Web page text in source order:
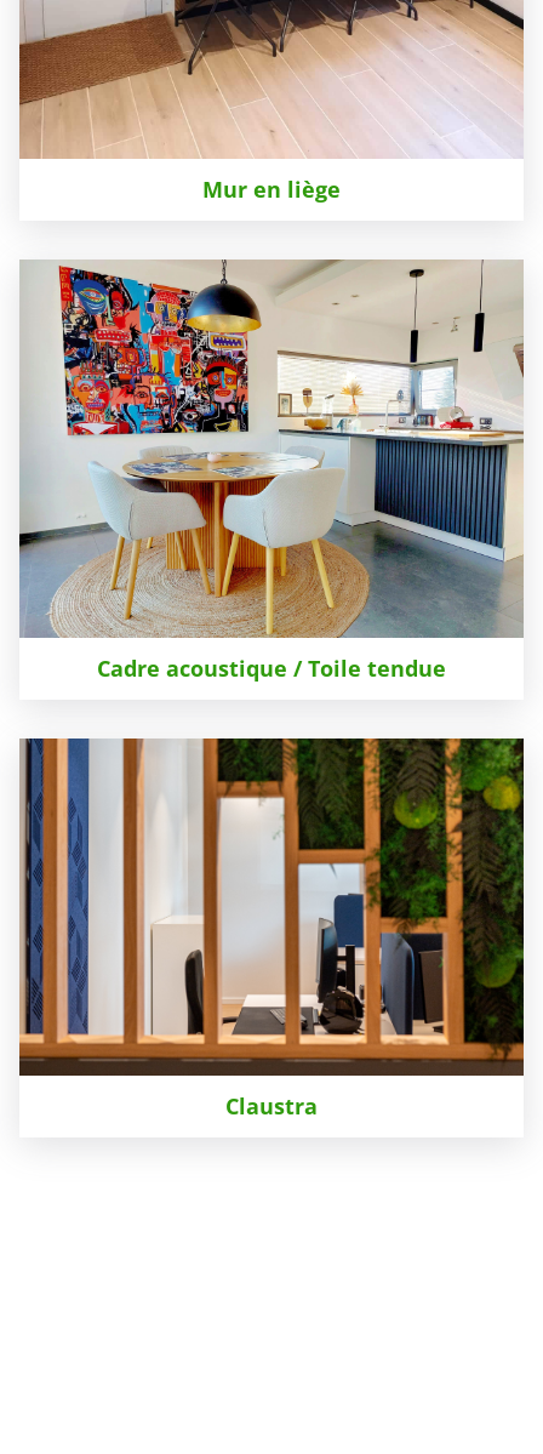
Mur en liège
Cadre acoustique / Toile tendue
Claustra